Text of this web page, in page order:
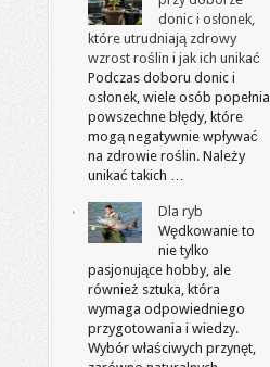
donic i osłonek,
które utrudniają zdrowy
wzrost roślin i jak ich unikać
Podczas doboru donic i
osłonek, wiele osób popełnia
powszechne błędy, które
mogą negatywnie wpływać
na zdrowie roślin. Należy
unikać takich …
Dla ryb
Wędkowanie to
nie tylko
pasjonujące hobby, ale
również sztuka, która
wymaga odpowiedniego
przygotowania i wiedzy.
Wybór właściwych przynęt,